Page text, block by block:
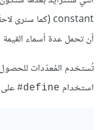
constant (كما سنرى لاحقًا)، وتُمثّل هذه القيمة بنوع
أن تحمل عدة أسماء القيمة
استخدام ‎#define على